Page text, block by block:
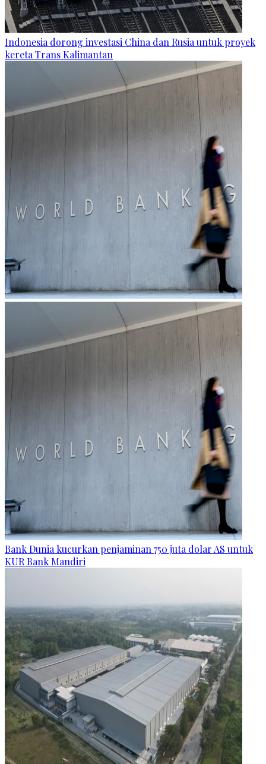
Indonesia dorong investasi China dan Rusia untuk proyek
kereta Trans Kalimantan
Bank Dunia kucurkan penjaminan 750 juta dolar AS untuk
KUR Bank Mandiri